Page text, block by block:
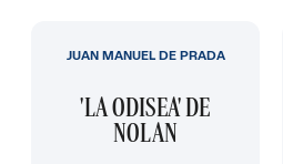
'LA ODISEA' DE
NOLAN
JUAN MANUEL DE PRADA